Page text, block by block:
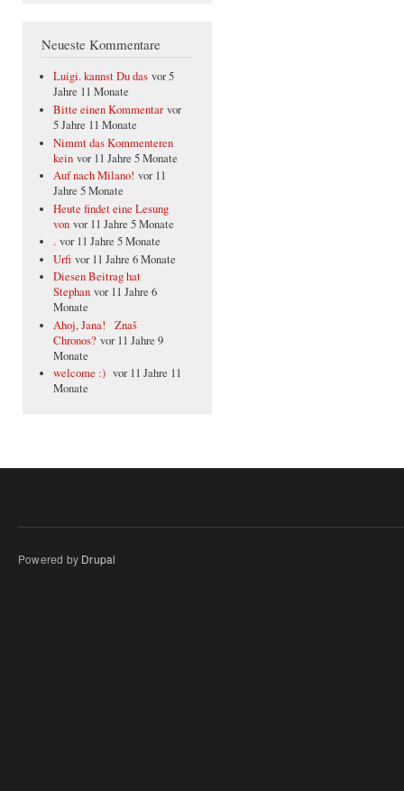
Neueste Kommentare
Luigi. kannst Du das vor 5
Jahre 11 Monate
Bitte einen Kommentar vor
5 Jahre 11 Monate
Nimmt das Kommenteren
kein vor 11 Jahre 5 Monate
Auf nach Milano! vor 11
Jahre 5 Monate
Heute findet eine Lesung
von vor 11 Jahre 5 Monate
. vor 11 Jahre 5 Monate
Urfi vor 11 Jahre 6 Monate
Diesen Beitrag hat
Stephan vor 11 Jahre 6
Monate
Ahoj, Jana! Znaš
Chronos? vor 11 Jahre 9
Monate
welcome :) vor 11 Jahre 11
Monate
Powered by Drupal